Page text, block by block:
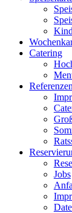
Catering
Referenzen
Jobs